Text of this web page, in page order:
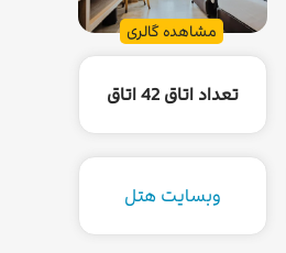
مشاهده گالری
تعداد اتاق42 اتاق
وبسایت هتل